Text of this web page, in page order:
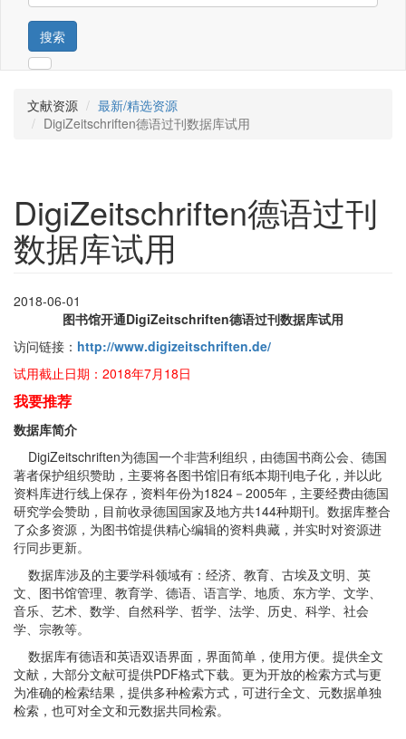
搜索
文献资源
最新/精选资源
DigiZeitschriften德语过刊数据库试用
DigiZeitschriften德语过刊
数据库试用
2018-06-01
图书馆开通DigiZeitschriften德语过刊数据库试用
访问链接： http://www.digizeitschriften.de/
试用截止日期：2018年7月18日
我要推荐
数据库简介
DigiZeitschriften为德国一个非营利组织，由德国书商公会、德国
著者保护组织赞助，主要将各图书馆旧有纸本期刊电子化，并以此
资料库进行线上保存，资料年份为1824－2005年，主要经费由德国
研究学会赞助，目前收录德国国家及地方共144种期刊。数据库整合
了众多资源，为图书馆提供精心编辑的资料典藏，并实时对资源进
行同步更新。
数据库涉及的主要学科领域有：经济、教育、古埃及文明、英
文、图书馆管理、教育学、德语、语言学、地质、东方学、文学、
音乐、艺术、数学、自然科学、哲学、法学、历史、科学、社会
学、宗教等。
数据库有德语和英语双语界面，界面简单，使用方便。提供全文
文献，大部分文献可提供PDF格式下载。更为开放的检索方式与更
为准确的检索结果，提供多种检索方式，可进行全文、元数据单独
检索，也可对全文和元数据共同检索。